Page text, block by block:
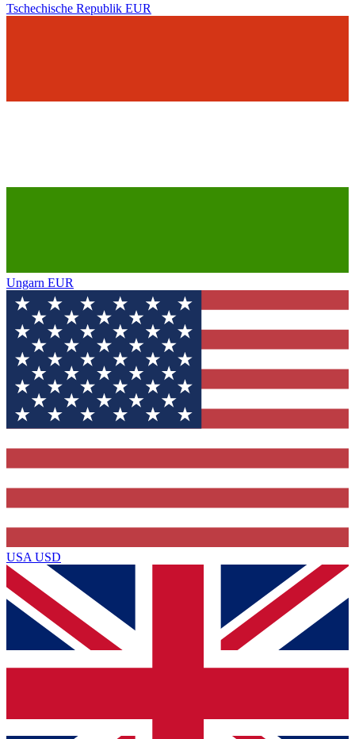
Tschechische Republik EUR
Ungarn EUR
USA USD